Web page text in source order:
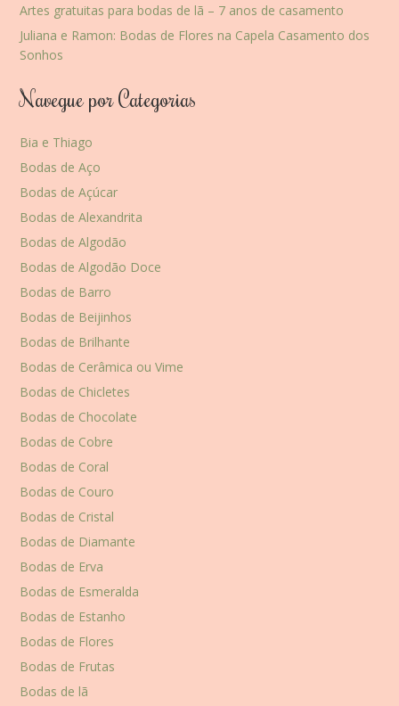
Artes gratuitas para bodas de lã – 7 anos de casamento
Juliana e Ramon: Bodas de Flores na Capela Casamento dos
Sonhos
Navegue por Categorias
Bia e Thiago
Bodas de Aço
Bodas de Açúcar
Bodas de Alexandrita
Bodas de Algodão
Bodas de Algodão Doce
Bodas de Barro
Bodas de Beijinhos
Bodas de Brilhante
Bodas de Cerâmica ou Vime
Bodas de Chicletes
Bodas de Chocolate
Bodas de Cobre
Bodas de Coral
Bodas de Couro
Bodas de Cristal
Bodas de Diamante
Bodas de Erva
Bodas de Esmeralda
Bodas de Estanho
Bodas de Flores
Bodas de Frutas
Bodas de lã